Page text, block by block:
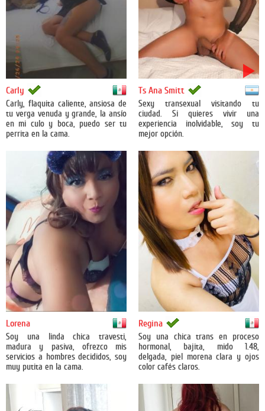
Carly
Carly, flaquita caliente, ansiosa de
tu verga venuda y grande, la ansío
en mi culo y boca, puedo ser tu
perrita en la cama.
Argentina
Ts Ana Smitt
Sexy transexual visitando tu
ciudad. Si quieres vivir una
experiencia inolvidable, soy tu
mejor opción.
Lorena
Soy una linda chica travesti,
madura y pasiva, ofrezco mis
servicios a hombres decididos, soy
muy putita en la cama.
Regina
Soy una chica trans en proceso
hormonal, bajita, mido 1.48,
delgada, piel morena clara y ojos
color cafés claros.